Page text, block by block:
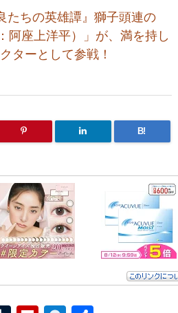
たちの英雄譚』獅子頭連の
阿座上洋平）」が、満を持し
ターとして参戦！
B!